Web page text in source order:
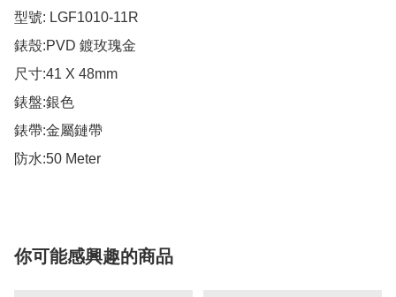
型號: LGF1010-11R
錶殼:PVD 鍍玫瑰金
尺寸:41 X 48mm
錶盤:銀色
錶帶:金屬鏈帶
防水:50 Meter
你可能感興趣的商品